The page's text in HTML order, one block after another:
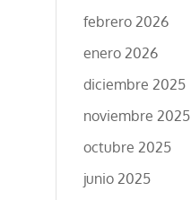
febrero 2026
enero 2026
diciembre 2025
noviembre 2025
octubre 2025
junio 2025